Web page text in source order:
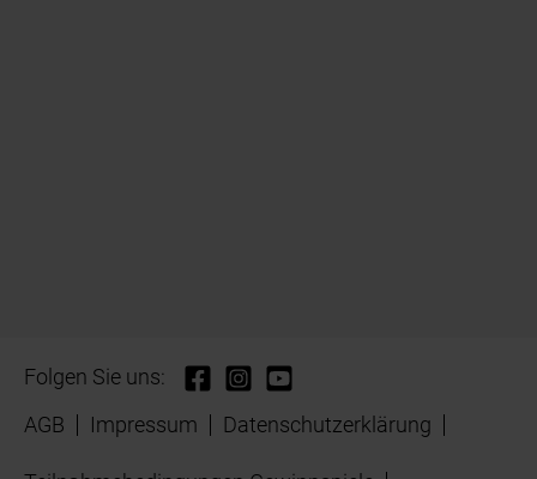
Folgen Sie uns:
AGB
Impressum Datenschutzerklärung